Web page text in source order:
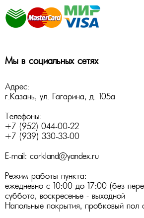
Мы в социальных сетях
Адрес:
г.Казань, ул. Гагарина, д. 105а
Телефоны:
+7 (952) 044-00-22
+7 (939) 330-33-00
E-mail: corkland@yandex.ru
Режим работы пункта:
ежедневно с 10:00 до 17:00 (без
суббота, воскресенье - выходной
Напольные покрытия, пробковый пол